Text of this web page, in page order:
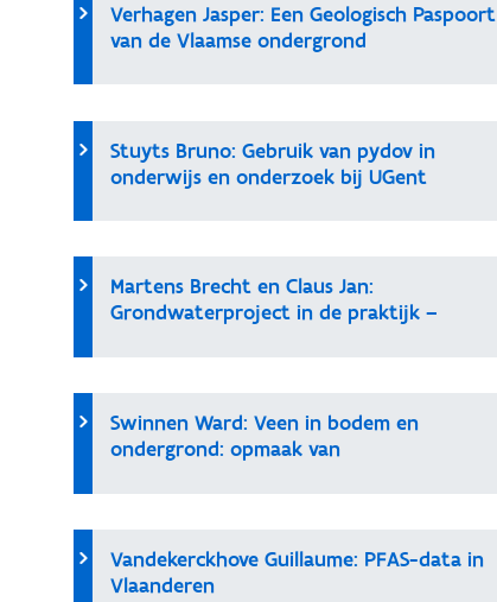
Verhagen Jasper: Een Geologisch Paspoort
van de Vlaamse ondergrond
Stuyts Bruno: Gebruik van pydov in
onderwijs en onderzoek bij UGent
Martens Brecht en Claus Jan:
Grondwaterproject in de praktijk –
Swinnen Ward: Veen in bodem en
ondergrond: opmaak van
Vandekerckhove Guillaume: PFAS-data in
Vlaanderen